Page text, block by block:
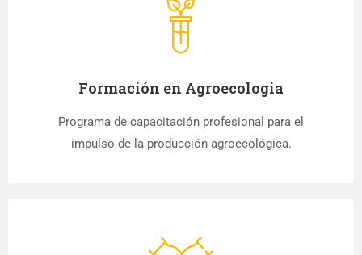
Formación en Agroecologia
Programa de capacitación profesional para el
impulso de la producción agroecológica.